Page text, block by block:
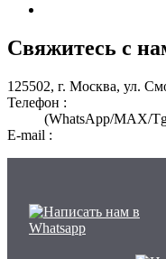
Свяжитесь с
125502, г. Москва, ул.
Телефон :
(WhatsApp/MAX/
E-mail :